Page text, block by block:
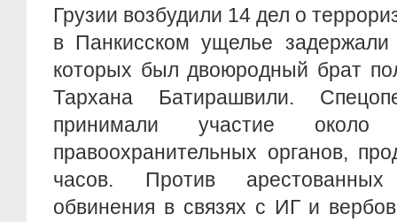
Грузии возбудили 14 дел о
в Панкисском ущелье задержали
которых был двоюродный брат
Тархана Батирашвили.
принимали участие около
правоохранительных органов,
часов. Против
обвинения в связях с ИГ и